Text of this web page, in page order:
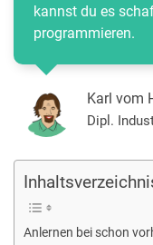
kannst du es
programmieren.
Karl vom
Dipl.
Anlernen bei schon